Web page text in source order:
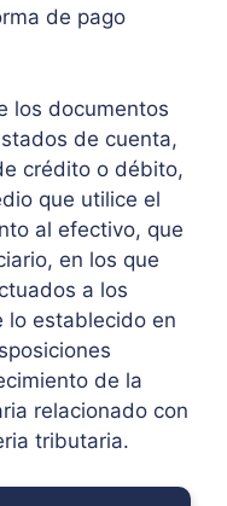
de pago
los documentos
de cuenta,
crédito o débito,
que utilice el
al efectivo, que
en los que
a los
lo establecido en
de la
relacionado con
tributaria.